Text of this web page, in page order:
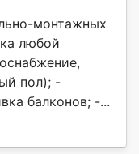
монтажных
любой
пол); -
балконов; -...